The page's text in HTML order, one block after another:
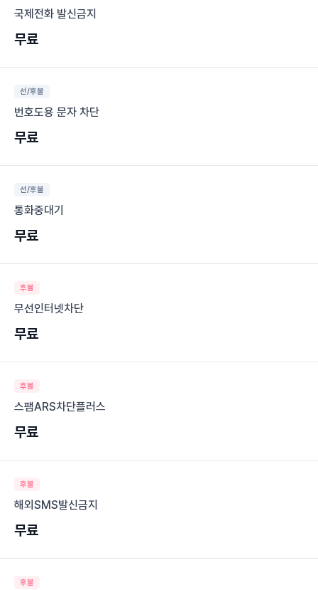
국제전화 발신금지
무료
선/후불
번호도용 문자 차단
무료
선/후불
통화중대기
무료
후불
무선인터넷차단
무료
후불
스팸ARS차단플러스
무료
후불
해외SMS발신금지
무료
후불